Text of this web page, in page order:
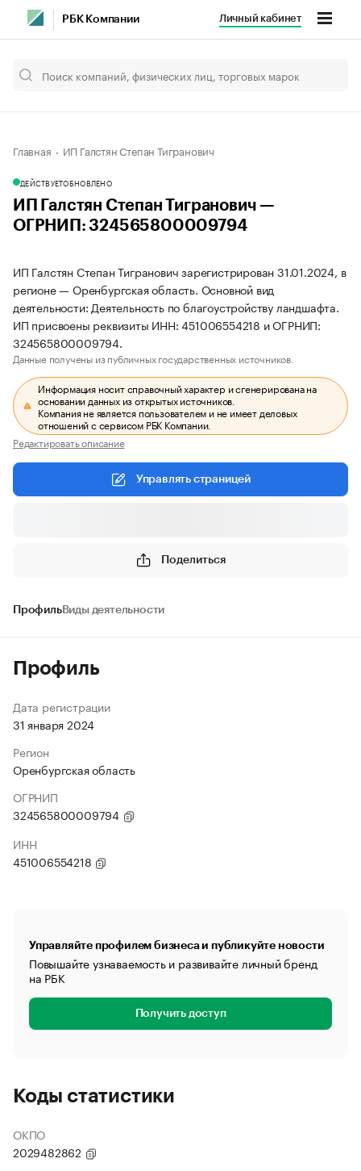
РБК Компании Личный кабинет
Главная ИП Галстян Степан Тигранович
ДЕЙСТВУЕТОБНОВЛЕНО
ИП Галстян Степан Тигранович —
ОГРНИП: 324565800009794
ИП Галстян Степан Тигранович зарегистрирован 31.01.2024, в
регионе — Оренбургская область. Основной вид
деятельности: Деятельность по благоустройству ландшафта.
ИП присвоены реквизиты ИНН: 451006554218 и ОГРНИП:
324565800009794.
Данные получены из публичных государственных источников.
Информация носит справочный характер и сгенерирована на
основании данных из открытых источников.
Компания не является пользователем и не имеет деловых
отношений с сервисом РБК Компании.
Редактировать описание
Управлять страницей
Поделиться
ПрофильВиды деятельности
Профиль
Дата регистрации
31 января 2024
Регион
Оренбургская область
ОГРНИП
324565800009794
ИНН
451006554218
Управляйте профилем бизнеса и публикуйте новости
Повышайте узнаваемость и развивайте личный бренд
на РБК
Получить доступ
Коды статистики
ОКПО
2029482862